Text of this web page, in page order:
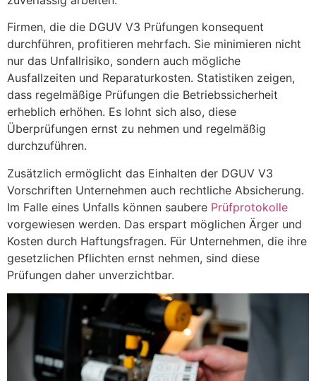
Firmen, die die DGUV V3 Prüfungen konsequent
durchführen, profitieren mehrfach. Sie minimieren nicht
nur das Unfallrisiko, sondern auch mögliche
Ausfallzeiten und Reparaturkosten. Statistiken zeigen,
dass regelmäßige Prüfungen die Betriebssicherheit
erheblich erhöhen. Es lohnt sich also, diese
Überprüfungen ernst zu nehmen und regelmäßig
durchzuführen.
Zusätzlich ermöglicht das Einhalten der DGUV V3
Vorschriften Unternehmen auch rechtliche Absicherung.
Im Falle eines Unfalls können saubere Prüfprotokolle
vorgewiesen werden. Das erspart möglichen Ärger und
Kosten durch Haftungsfragen. Für Unternehmen, die ihre
gesetzlichen Pflichten ernst nehmen, sind diese
Prüfungen daher unverzichtbar.